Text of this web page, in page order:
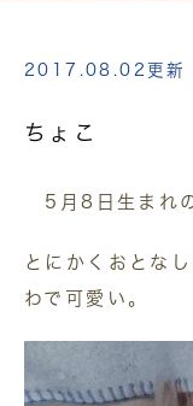
2017.08.02更新
ちょこ
5月8日生まれの
とにかくおとな
わで可愛い。